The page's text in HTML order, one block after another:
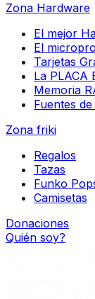
Zona Hardware
El mejor
El
Tarjetas
La PLACA
Memoria
Fuentes
Zona friki
Regalos
Tazas
Funko
Camisetas
Donaciones
Quién soy?